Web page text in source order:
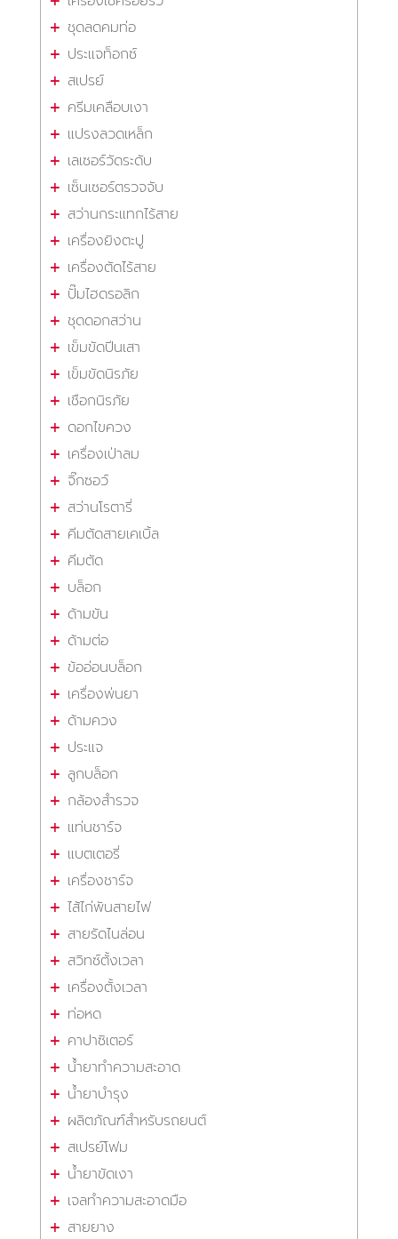
ชุดลดคมท่อ
ประแจท็อกซ์
สเปรย์
ครีมเคลือบเงา
แปรงลวดเหล็ก
เลเซอร์วัดระดับ
เซ็นเซอร์ตรวจจับ
สว่านกระแทกไร้สาย
เครื่องยิงตะปู
เครื่องตัดไร้สาย
ปั๊มไฮดรอลิก
ชุดดอกสว่าน
เข็มขัดปีนเสา
เข็มขัดนิรภัย
เชือกนิรภัย
ดอกไขควง
เครื่องเป่าลม
จิ๊กซอว์
สว่านโรตารี่
คีมตัดสายเคเบิ้ล
คีมตัด
บล็อก
ด้ามขัน
ด้ามต่อ
ข้ออ่อนบล็อก
เครื่องพ่นยา
ด้ามควง
ประแจ
ลูกบล็อก
กล้องสำรวจ
แท่นชาร์จ
แบตเตอรี่
เครื่องชาร์จ
ไส้ไก่พันสายไฟ
สายรัดไนล่อน
สวิทซ์ตั้งเวลา
เครื่องตั้งเวลา
ท่อหด
คาปาซิเตอร์
น้ำยาทำความสะอาด
น้ำยาบำรุง
ผลิตภัณฑ์สำหรับรถยนต์
สเปรย์โฟม
น้ำยาขัดเงา
เจลทำความสะอาดมือ
สายยาง